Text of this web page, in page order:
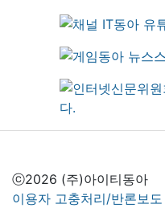
ⓒ2026 (주)아이티동아
이용자 고충처리/반론보도